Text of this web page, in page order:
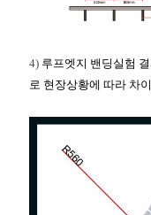
4) 루프엣지 밴딩실험
로 현장상황에 따라 차